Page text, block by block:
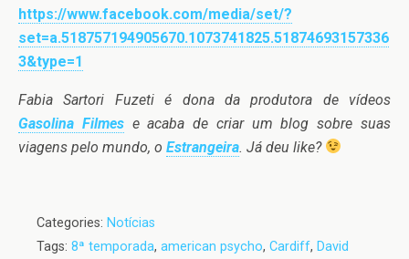
https://www.facebook.com/media/set/?
set=a.518757194905670.1073741825.51874693157336
3&type=1
Fabia Sartori Fuzeti é dona da produtora de vídeos
Gasolina Filmese acaba de criar um blog sobre suas
viagens pelo mundo, o Estrangeira. Já deu like?
Categories: Notícias
Tags: 8ª temporada, american psycho, Cardiff, David